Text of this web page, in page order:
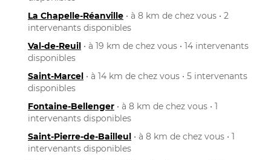
La Chapelle-Réanville • à 8 km de chez vous • 2
intervenants disponibles
Val-de-Reuil • à 19 km de chez vous • 14 intervenants
disponibles
Saint-Marcel • à 14 km de chez vous • 5 intervenants
disponibles
Fontaine-Bellenger • à 8 km de chez vous • 1
intervenants disponibles
Saint-Pierre-de-Bailleul • à 8 km de chez vous • 1
intervenants disponibles